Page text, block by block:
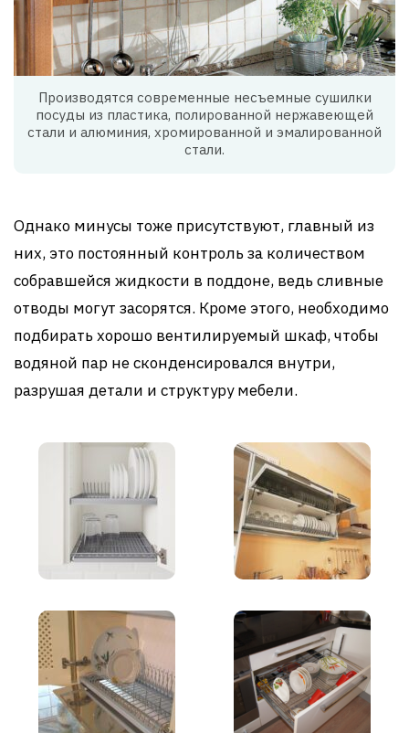
Производятся современные несъемные сушилки
посуды из пластика, полированной нержавеющей
стали и алюминия, хромированной и эмалированной
стали.
Однако минусы тоже присутствуют, главный из
них, это постоянный контроль за количеством
собравшейся жидкости в поддоне, ведь сливные
отводы могут засорятся. Кроме этого, необходимо
подбирать хорошо вентилируемый шкаф, чтобы
водяной пар не сконденсировался внутри,
разрушая детали и структуру мебели.